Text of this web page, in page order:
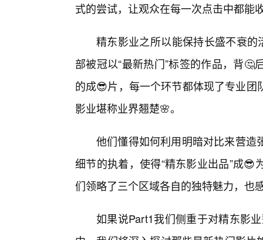
式的尝试，让观众在每一次点击中都能
精东影业之所以能保持长盛不衰的
部被冠以“最新热门”标签的作品，背
的成😎片，每一个环节都体现了专业
影业堪称业界翘楚🌸。
他们懂得如何利用明暗对比来营造
细节的执着，使得“精东影业出品”成
们领略了三个区域各自的独特魅力，也
如果说Part1我们侧重于对精东影